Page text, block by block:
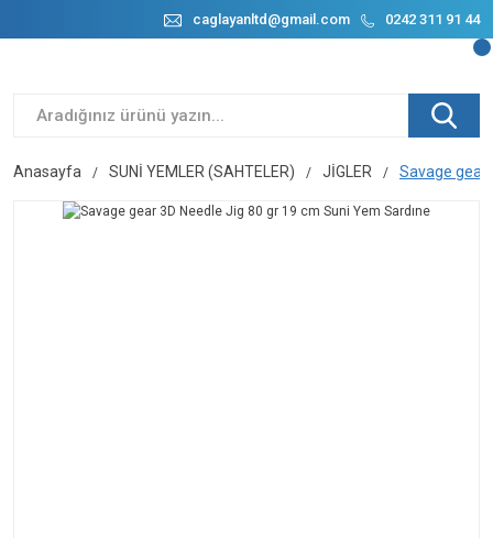
caglayanltd@gmail.com 0242 311 91 44
Anasayfa SUNİ YEMLER (SAHTELER) JİGLER Savage gear